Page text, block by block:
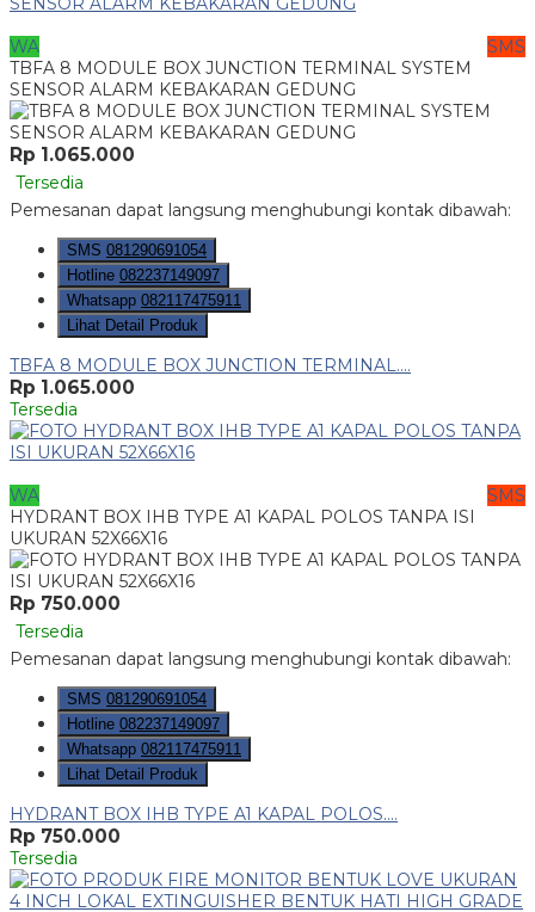
WA
SMS
TBFA 8 MODULE BOX JUNCTION TERMINAL SYSTEM
SENSOR ALARM KEBAKARAN GEDUNG
Rp 1.065.000
Tersedia
Pemesanan dapat langsung menghubungi kontak dibawah:
SMS 081290691054
Hotline 082237149097
Whatsapp 082117475911
Lihat Detail Produk
TBFA 8 MODULE BOX JUNCTION TERMINAL....
Rp 1.065.000
Tersedia
WA
SMS
HYDRANT BOX IHB TYPE A1 KAPAL POLOS TANPA ISI
UKURAN 52X66X16
Rp 750.000
Tersedia
Pemesanan dapat langsung menghubungi kontak dibawah:
SMS 081290691054
Hotline 082237149097
Whatsapp 082117475911
Lihat Detail Produk
HYDRANT BOX IHB TYPE A1 KAPAL POLOS....
Rp 750.000
Tersedia